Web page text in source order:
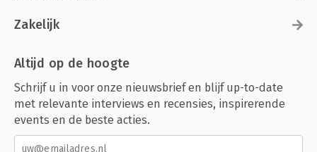
Zakelijk
Altijd op de hoogte
Schrijf u in voor onze nieuwsbrief en blijf up-to-date
met relevante interviews en recensies, inspirerende
events en de beste acties.